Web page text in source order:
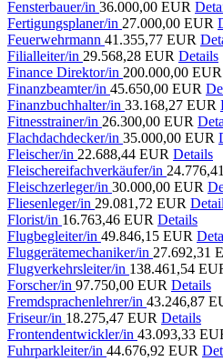
Fensterbauer/in 36.000,00 EUR
Fertigungsplaner/in 27.000,00 EUR
Feuerwehrmann 41.355,77 EUR
Filialleiter/in 29.568,28 EUR Details
Finance Direktor/in 200.000,00 EUR
Finanzbeamter/in 45.650,00 EUR
Finanzbuchhalter/in 33.168,27 EUR
Fitnesstrainer/in 26.300,00 EUR
Flachdachdecker/in 35.000,00 EUR
Fleischer/in 22.688,44 EUR Details
Fleischereifachverkäufer/in
Fleischzerleger/in 30.000,00 EUR
Fliesenleger/in 29.081,72 EUR
Florist/in 16.763,46 EUR Details
Flugbegleiter/in 49.846,15 EUR
Fluggerätemechaniker/in 27.692,31
Flugverkehrsleiter/in 138.461,54
Forscher/in 97.750,00 EUR Details
Fremdsprachenlehrer/in 43.246,87
Friseur/in 18.275,47 EUR Details
Frontendentwickler/in 43.093,33
Fuhrparkleiter/in 44.676,92 EUR